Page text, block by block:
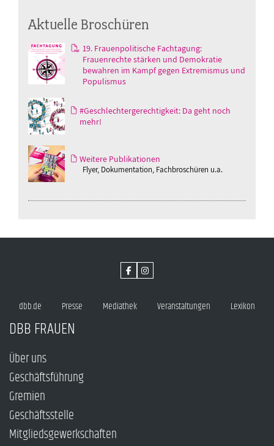
Aktuelle Broschüren
19. Frauenpolitische Fachtagung:
Frauenrechte stärken und Demokratie
bewahren im Kampf gegen Extremismus und
Populismus
#Geschlechtergerechtigkeit: Da geht noch
mehr!
Weitere Publikationen
Flyer, Dokumentation, Fachbroschüren u.a.
dbb.de Presse Mediathek Veranstaltungen Lexikon
DBB FRAUEN
Über uns
Geschäftsführung
Gremien
Geschäftsstelle
Mitgliedsgewerkschaften